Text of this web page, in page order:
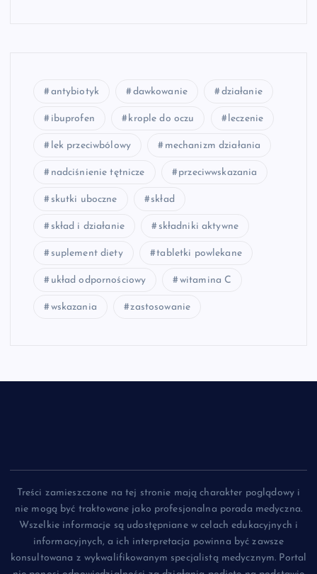
antybiotyk dawkowanie działanie
ibuprofen krople do oczu leczenie
lek przeciwbólowy mechanizm działania
nadciśnienie tętnicze przeciwwskazania
skutki uboczne skład
skład i działanie składniki aktywne
suplement diety tabletki powlekane
układ odpornościowy witamina C
wskazania zastosowanie
Treści zamieszczone na tej stronie mają charakter poglądowy i
nie mogą być traktowane jako profesjonalna porada medyczna.
Wszelkie informacje są udostępniane w celach edukacyjnych i
informacyjnych, a ich interpretacja powinna być zawsze
konsultowana z wykwalifikowanym specjalistą medycznym. Portal